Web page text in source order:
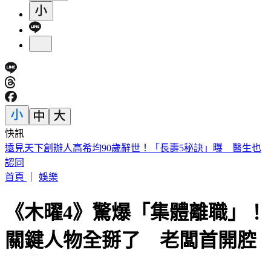
快訊
剛接手2天閃辭董座！宏碁發重訊曝：發現兆基屋管內部管理
缺失
首頁
娛樂
《木曜4》驚爆「集體離職」！
關鍵人物全掰了 老闆首開腔